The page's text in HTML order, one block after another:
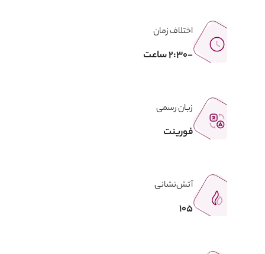
اختلاف زمان
-2:30 ساعت
زبان رسمی
فورینت
آتش‌نشانی
105